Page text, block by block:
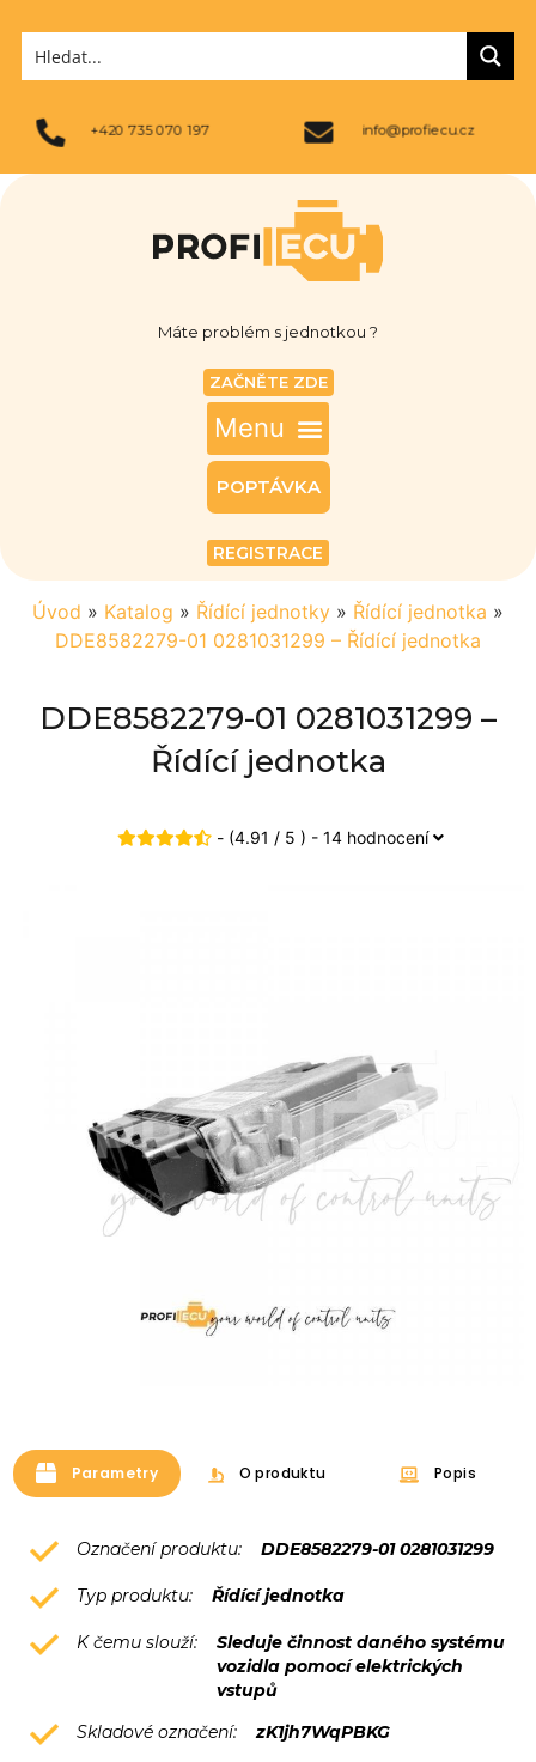
+420 735 070 197 info@profiecu.cz
Máte problém s jednotkou ?
ZAČNĚTE ZDE
POPTÁVKA
REGISTRACE
Úvod » Katalog » Řídící jednotky » Řídící jednotka »
DDE8582279-01 0281031299 – Řídící jednotka
DDE8582279-01 0281031299 –
Řídící jednotka
- (4.91 / 5 ) - 14 hodnocení
Parametry O produktu Popis
Označení produktu: DDE8582279-01 0281031299
Typ produktu: Řídící jednotka
K čemu slouží:
Sleduje činnost daného systému
vozidla pomocí elektrických
vstupů
Skladové označení:
zK1jh7WqPBKG